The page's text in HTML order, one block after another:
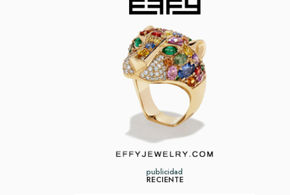
publicidad
RECIENTE